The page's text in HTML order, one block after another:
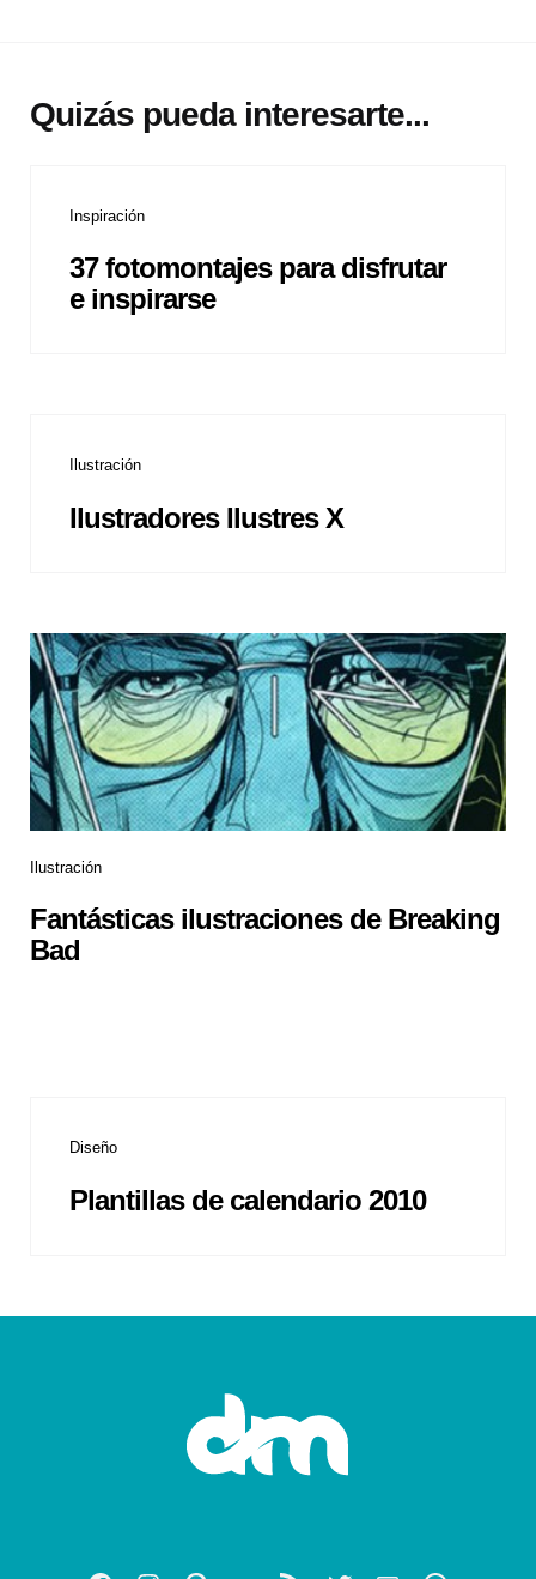
Quizás pueda interesarte...
Inspiración
37 fotomontajes para disfrutar
e inspirarse
Ilustración
Ilustradores Ilustres X
Ilustración
Fantásticas ilustraciones de Breaking
Bad
Diseño
Plantillas de calendario 2010